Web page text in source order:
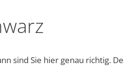
sind Sie hier genau richtig.